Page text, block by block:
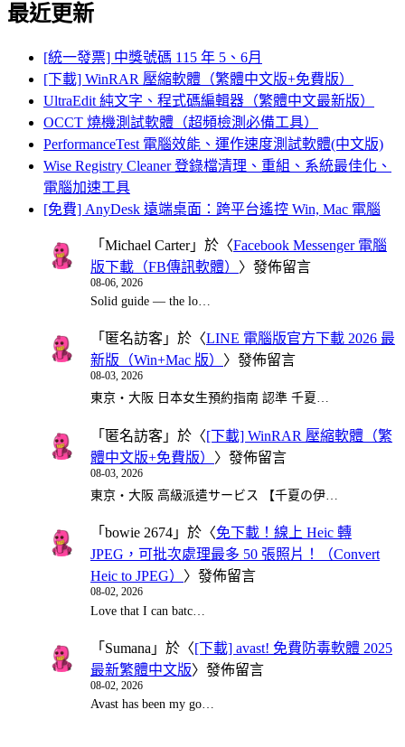
最近更新
[統一發票] 中獎號碼 115 年 5、6月
[下載] WinRAR 壓縮軟體（繁體中文版+免費版）
UltraEdit 純文字、程式碼編輯器（繁體中文最新版）
OCCT 燒機測試軟體（超頻檢測必備工具）
PerformanceTest 電腦效能、運作速度測試軟體(中文版)
Wise Registry Cleaner 登錄檔清理、重組、系統最佳化、
電腦加速工具
[免費] AnyDesk 遠端桌面：跨平台遙控 Win, Mac 電腦
「 Michael Carter」於〈Facebook Messenger 電腦
版下載（FB傳訊軟體） 〉發佈留言
08-06, 2026
Solid guide — the lo…
「 匿名訪客 」於〈LINE 電腦版官方下載 2026 最
新版（Win+Mac 版） 〉發佈留言
08-03, 2026
東京・大阪 日本女生預約指南 認準 千夏…
「 匿名訪客 」於〈[下載] WinRAR 壓縮軟體（繁
體中文版+免費版） 〉發佈留言
08-03, 2026
東京・大阪 高級派遣サービス 【千夏の伊…
「 bowie 2674 」於〈免下載！線上 Heic 轉
JPEG，可批次處理最多 50 張照片！（Convert
Heic to JPEG）
〉發佈留言
08-02, 2026
Love that I can batc…
「 Sumana 」於〈[下載] avast! 免費防毒軟體 2025
最新繁體中文版〉發佈留言
08-02, 2026
Avast has been my go…